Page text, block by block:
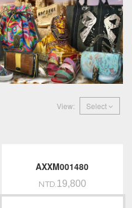
View: Select
AXXM001480
NTD.19,800